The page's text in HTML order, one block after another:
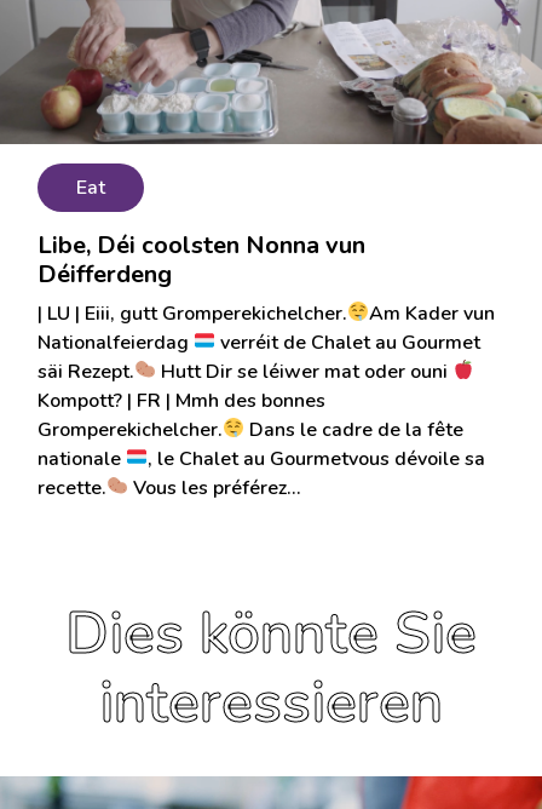
Eat
Libe, Déi coolsten Nonna vun
Déifferdeng
| LU | Eiii, gutt Gromperekichelcher.
Am Kader vun
Nationalfeierdag
verréit de Chalet au Gourmet
säi Rezept.
Hutt Dir se léiwer mat oder ouni
Kompott? | FR | Mmh des bonnes
Gromperekichelcher.
Dans le cadre de la fête
nationale
, le Chalet au Gourmetvous dévoile sa
recette.
Vous les préférez…
Dies könnte Sie
interessieren